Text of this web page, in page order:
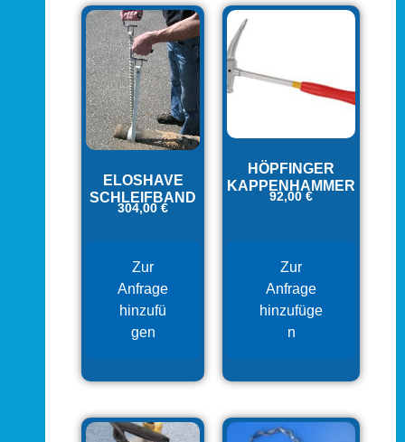
ELOSHAVE
SCHLEIFBAND
304,00 €
Zur
Anfrage
hinzufü
gen
HÖPFINGER
KAPPENHAMMER
92,00 €
Zur
Anfrage
hinzufüge
n